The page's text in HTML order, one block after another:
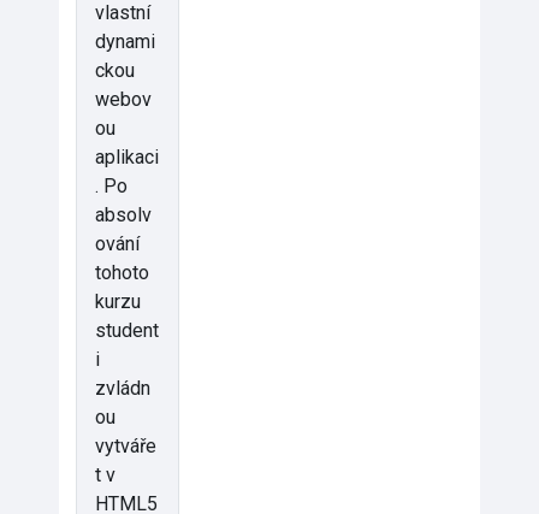
vlastní
dynami
ckou
webov
ou
aplikaci
. Po
absolv
ování
tohoto
kurzu
student
i
zvládn
ou
vytváře
t v
HTML5